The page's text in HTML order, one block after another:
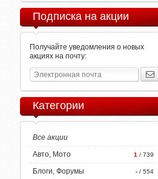
Подписка на акции
Получайте уведомления о новых
акциях на почту:
Категории
Все акции
1 / 739
Авто, Мото
- / 554
Блоги, Форумы